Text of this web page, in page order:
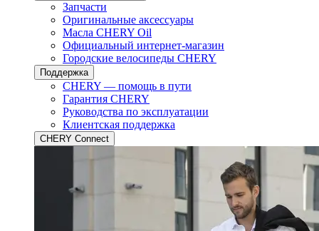
Запчасти
Оригинальные аксессуары
Масла CHERY Oil
Официальный интернет-магазин
Городские велосипеды CHERY
Поддержка
CHERY — помощь в пути
Гарантия CHERY
Руководства по эксплуатации
Клиентская поддержка
CHERY Connect